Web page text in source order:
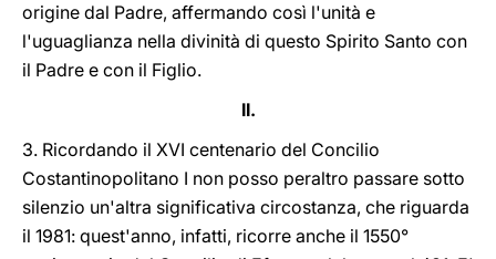
origine dal Padre, affermando così l'unità e
l'uguaglianza nella divinità di questo Spirito Santo con
il Padre e con il Figlio.
II.
3. Ricordando il XVI centenario del Concilio
Costantinopolitano I non posso peraltro passare sotto
silenzio un'altra significativa circostanza, che riguarda
il 1981: quest'anno, infatti, ricorre anche il 1550°